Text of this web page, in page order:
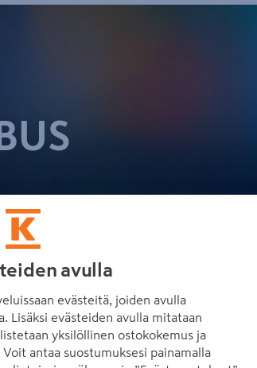
avulla
evästeitä, joiden avulla
Lisäksi evästeiden avulla mitataan
yksilöllinen ostokokemus ja
antaa suostumuksesi painamalla